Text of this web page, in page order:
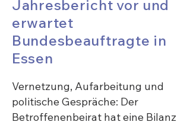
Jahresbericht vor und
erwartet
Bundesbeauftragte in
Essen
Vernetzung, Aufarbeitung und
politische Gespräche: Der
Betroffenenbeirat hat eine Bilanz